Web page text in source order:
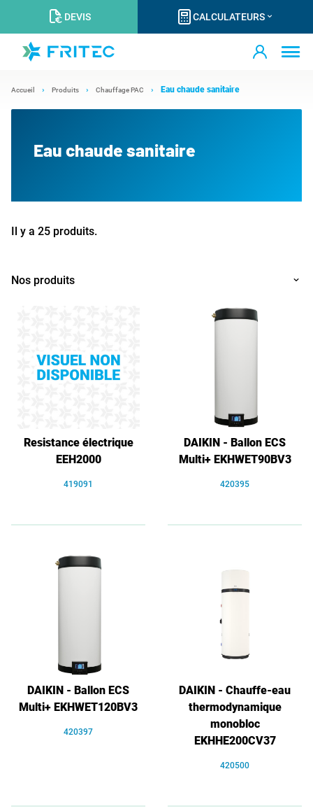
DEVIS CALCULATEURS
Accueil Produits Chauffage PAC Eau chaude sanitaire
Eau chaude sanitaire
Il y a 25 produits.
Nos produits
Resistance électrique
EEH2000
419091
DAIKIN - Ballon ECS
Multi+ EKHWET90BV3
420395
DAIKIN - Ballon ECS
Multi+ EKHWET120BV3
420397
DAIKIN - Chauffe-eau
thermodynamique
monobloc
EKHHE200CV37
420500